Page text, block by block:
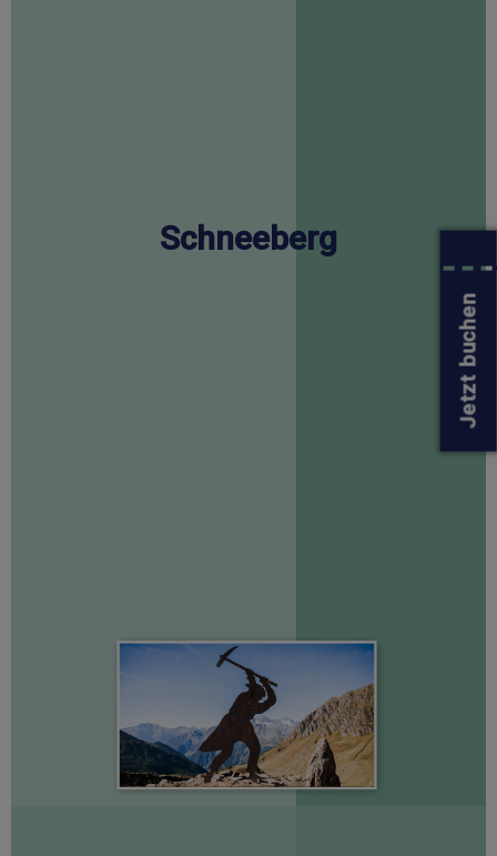
Schneeberg
Jetzt buchen